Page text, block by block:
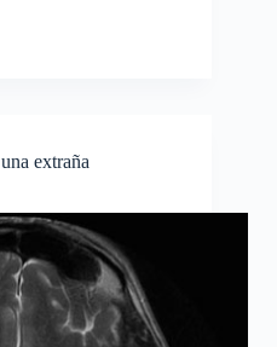
extraña